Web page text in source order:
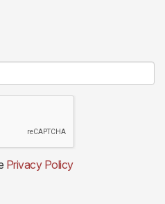
Privacy Policy